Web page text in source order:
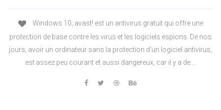
Windows 10; avast! est un antivirus gratuit qui offre une
protection de base contre les virus et les logiciels espions. De nos
jours, avoir un ordinateur sans la protection d'un logiciel antivirus,
est assez peu courant et aussi dangereux, car il y a de ...